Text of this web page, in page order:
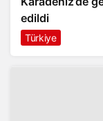
edildi
Türkiye